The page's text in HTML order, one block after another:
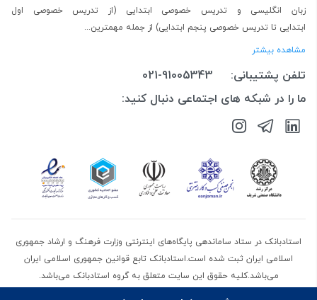
زبان انگلیسی و تدریس خصوصی ابتدایی (از
تدریس خصوصی اول
ابتدایی تا تدریس خصوصی پنجم ابتدایی) از جمله مهمترین...
مشاهده بیشتر
تلفن پشتیبانی:
021-91005343
ما را در شبکه های اجتماعی دنبال کنید:
استادبانک در ستاد ساماندهی پایگاه‌های اینترنتی وزارت فرهنگ و ارشاد جمهوری
اسلامی ایران ثبت شده است.استادبانک تابع قوانین جمهوری اسلامی ایران
می‌باشد.کلیه حقوق این سایت متعلق به گروه استادبانک می‌باشد.